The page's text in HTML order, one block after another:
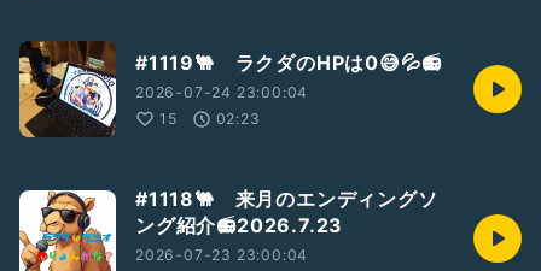
#1119🐫 ラクダのHPは0😅💦📻
2026-07-24 23:00:04
15
02:23
#1118🐫 来月のエンディングソ
ング紹介📻2026.7.23
2026-07-23 23:00:04